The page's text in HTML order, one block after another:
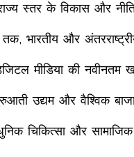
स्तर के विकास और
भारतीय और
मीडिया की नवीनतम
उद्यम और वैश्विक
चिकित्सा और